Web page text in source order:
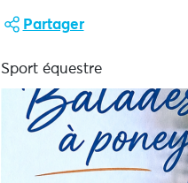
Partager
Sport équestre